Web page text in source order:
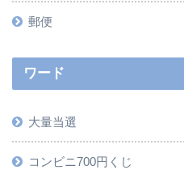
郵便
ワード
大量当選
コンビニ700円くじ